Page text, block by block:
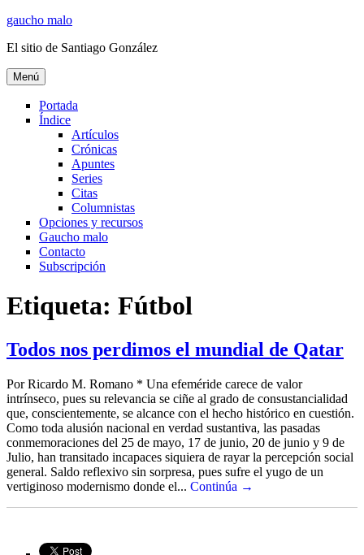
Ir
contenido
gaucho malo
El sitio de Santiago González
Menú
Portada
Índice
Artículos
Crónicas
Apuntes
Series
Citas
Columnistas
Opciones y recursos
Gaucho malo
Contacto
Subscripción
Etiqueta: Fútbol
Todos nos perdimos el mundial de Qatar
Por Ricardo M. Romano * Una efeméride carece de valor
intrínseco, pues su relevancia se ciñe al grado de consustancialidad
que, conscientemente, se alcance con el hecho histórico en cuestión.
Como toda alusión nacional en verdad sustantiva, las pasadas
conmemoraciones del 25 de mayo, 17 de junio, 20 de junio y 9 de
Julio, han transitado incapaces siquiera de rayar la percepción social
general. Saldo reflexivo sin sorpresa, pues sufre el yugo de un
vertiginoso modernismo donde el... Continúa →